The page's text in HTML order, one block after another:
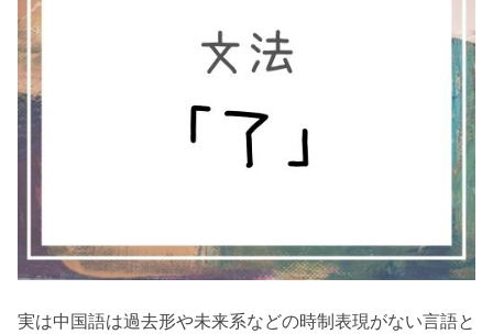
実は中国語は過去形や未来系などの時制表現がない言語と